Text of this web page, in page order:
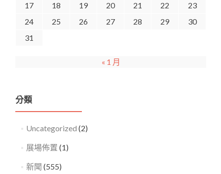
17
18 19 20 21 22
23
24
25 26 27 28 29
30
31
« 1 月
分類
Uncategorized (2)
展場佈置 (1)
新聞 (555)